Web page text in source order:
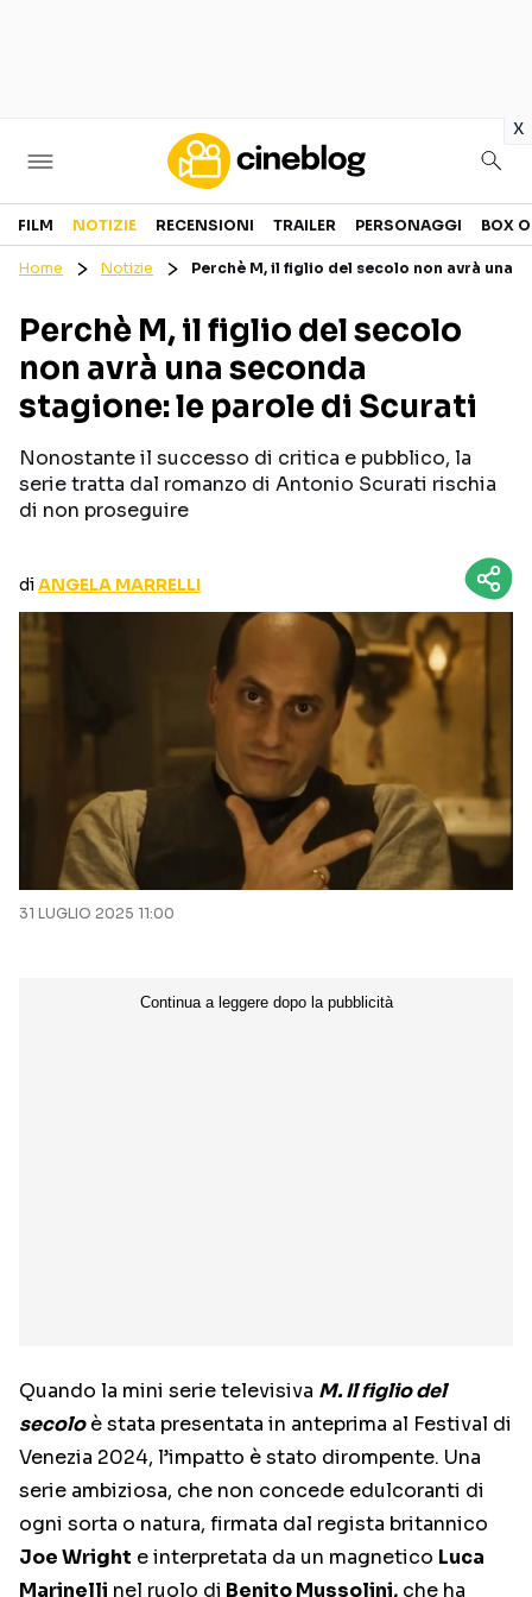
x
Cinema
GENERI
PERSONAGGI
CANALI STREAMING
Categorie
NOTIZIE
RECENSIONI
Seguici sui social
FILM NOTIZIE RECENSIONI TRAILER PERSONAGGI BOX
Home Notizie Perchè M, il figlio del secolo non avrà una
Perchè M, il figlio del secolo
non avrà una seconda
stagione: le parole di Scurati
Nonostante il successo di critica e pubblico, la
serie tratta dal romanzo di Antonio Scurati rischia
di non proseguire
diANGELA MARRELLI
31 LUGLIO 2025 11:00
Quando la mini serie televisiva M. Il figlio del
secoloè stata presentata in anteprima al Festival di
Venezia 2024, l’impatto è stato dirompente. Una
serie ambiziosa, che non concede edulcoranti di
ogni sorta o natura, firmata dal regista britannico
Joe Wright e interpretata da un magnetico Luca
Marinelli nel ruolo di Benito Mussolini, che ha